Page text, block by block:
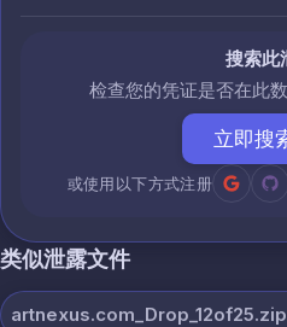
搜索此
检查您的凭证是否在此
立即搜
或使用以下方式注册
类似泄露文件
artnexus.com_Drop_12of25.zip